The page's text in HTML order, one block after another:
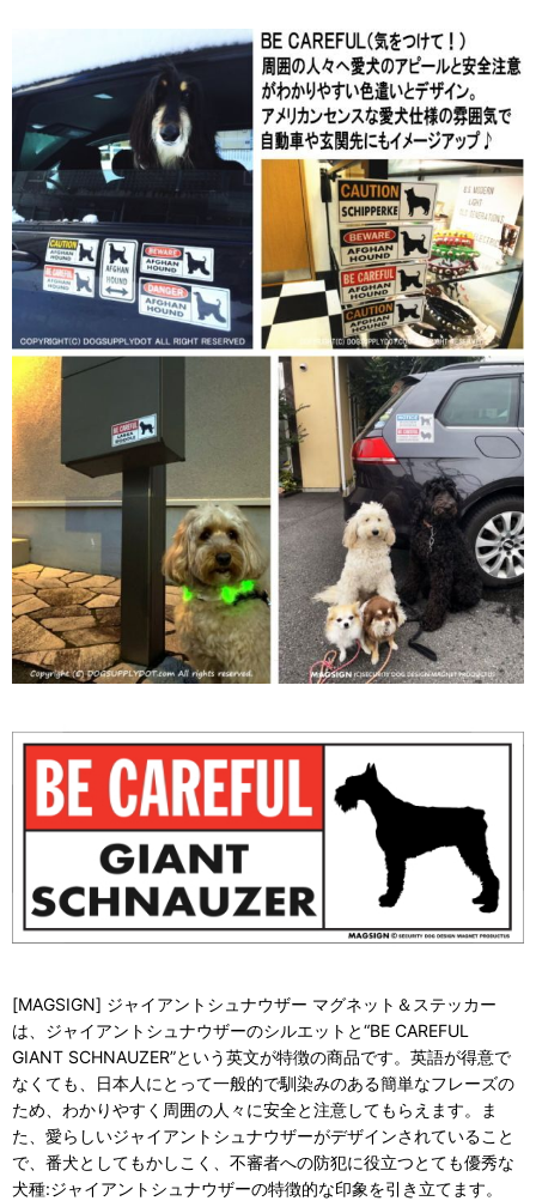
[MAGSIGN] ジャイアントシュナウザー マグネット＆ステッカー
は、ジャイアントシュナウザーのシルエットと“BE CAREFUL
GIANT SCHNAUZER”という英文が特徴の商品です。英語が得意で
なくても、日本人にとって一般的で馴染みのある簡単なフレーズの
ため、わかりやすく周囲の人々に安全と注意してもらえます。ま
た、愛らしいジャイアントシュナウザーがデザインされていること
で、番犬としてもかしこく、不審者への防犯に役立つとても優秀な
犬種:ジャイアントシュナウザーの特徴的な印象を引き立てます。